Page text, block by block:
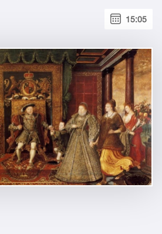
15:05